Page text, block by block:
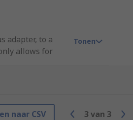
adapter, to a
allows for
Tonen
naar CSV 3 van 3